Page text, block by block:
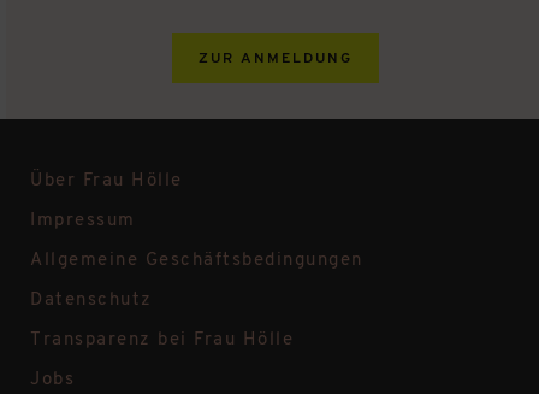
ZUR ANMELDUNG
Über Frau Hölle
Impressum
Allgemeine Geschäftsbedingungen
Datenschutz
Transparenz bei Frau Hölle
Jobs